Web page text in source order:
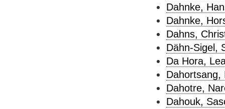
Dahnke,
Dahnke,
Dahns,
Dähn-Sigel,
Da Hora,
Dahortsang,
Dahotre,
Dahouk,